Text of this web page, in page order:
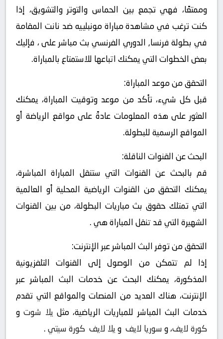
وممتعًا، فهي تجمع بين الحماس والتوتر والتشويق، إذا
كنت ترغب في مشاهدة مباراة مونبلييه ضد نانت المقامة
في بطولة فرنسا, الدوري الفرنسي بث مباشر على ، فإليك
بعض الخطوات التي يمكنك اتباعها للاستمتاع بالمباراة.
التحقق من موعد المباراة:
قبل كل شيء، تأكد من موعد وتوقيت المباراة، يمكنك
العثور على هذه المعلومات عادةً على مواقع الرياضة أو
المواقع الرسمية للبطولة.
البحث عن القنوات الناقلة:
قم بالبحث عن القنوات التي ستنقل المباراة المباشرة،
يمكنك التحقق من القنوات الرياضية المحلية أو العالمية
التي تمتلك حقوق بث مباريات البطولة، من بين القنوات
الشهيرة التي قد تنقل المباراة هي .
التحقق من توفر البث المباشر عبر الإنترنت:
إذا لم تتمكن من الوصول إلى القنوات التلفزيونية
المذكورة، يمكنك البحث عن خدمات البث المباشر عبر
الإنترنت، هناك العديد من المنصات والمواقع التي تقدم
خدمات البث المباشر للمباريات الرياضية، مثل يلا شوتو
كورة لايف، وسوريا لايف ويلا لايف كورة سيتي.